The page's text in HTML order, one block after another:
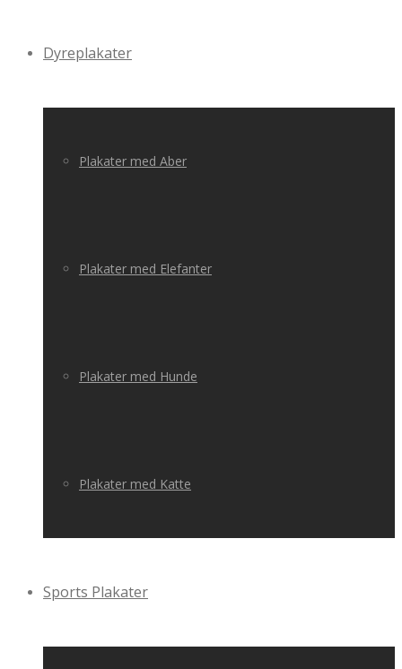
Dyreplakater
Plakater med Aber
Plakater med Elefanter
Plakater med Hunde
Plakater med Katte
Sports Plakater